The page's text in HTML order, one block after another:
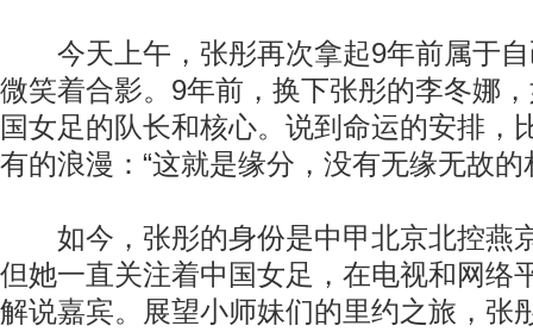
今天上午，张彤再次拿起9年前属于自
微笑着合影。9年前，换下张彤的李冬娜
国女足的队长和核心。说到命运的安排，
有的浪漫：“这就是缘分，没有无缘无故的
如今，张彤的身份是中甲北京北控燕
但她一直关注着中国女足，在电视和网络
解说嘉宾。展望小师妹们的里约之旅，张